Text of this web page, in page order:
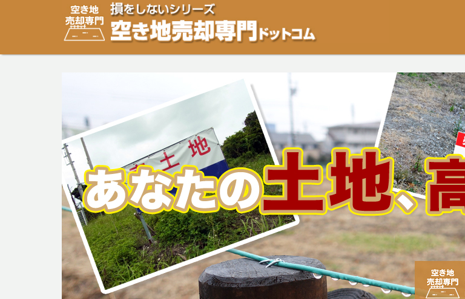
空き地・土地の「売却」は「個人」の方々が、「買取」は不動産や開発等の「業者」が物件を買います。一般的に「
り安めの売却金額と言われています。空き地・土地の売却をご検討中の方はお気軽にご相談ください。空き地・土